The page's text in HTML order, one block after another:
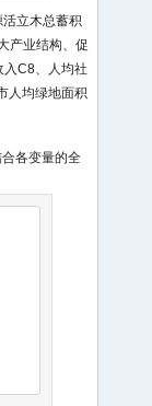
立木总蓄积
产业结构、促
入C8、人均社
人均绿地面积
各变量的全